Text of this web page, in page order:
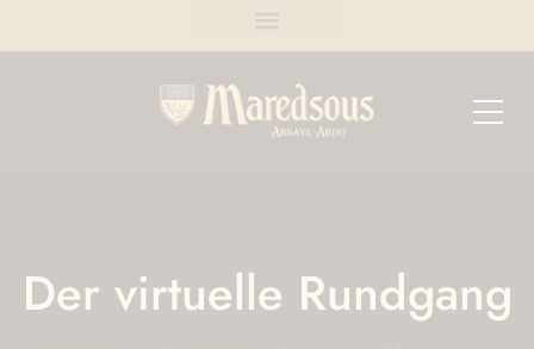
Der virtuelle Rundgang